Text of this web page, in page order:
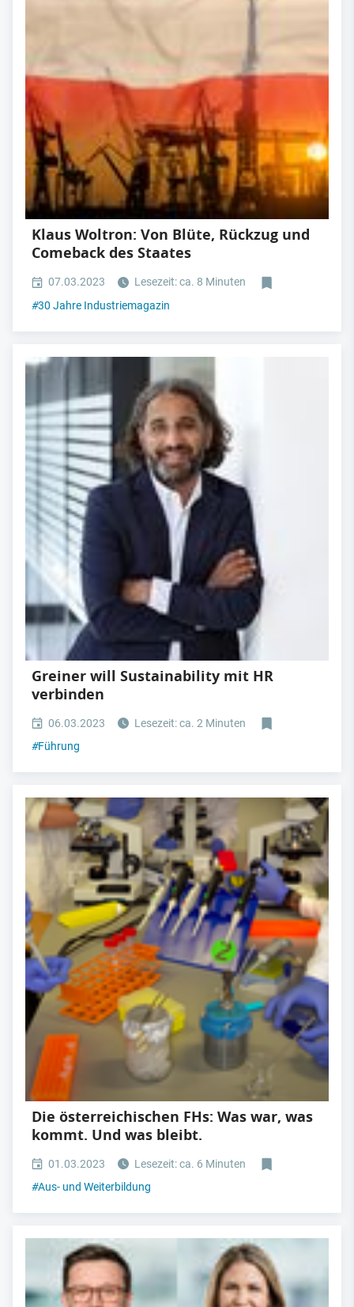
Klaus Woltron: Von Blüte, Rückzug und
Comeback des Staates
07.03.2023
Lesezeit: ca. 8 Minuten
#30 Jahre Industriemagazin
Greiner will Sustainability mit HR
verbinden
06.03.2023
Lesezeit: ca. 2 Minuten
#Führung
Die österreichischen FHs: Was war, was
kommt. Und was bleibt.
01.03.2023
Lesezeit: ca. 6 Minuten
#Aus- und Weiterbildung